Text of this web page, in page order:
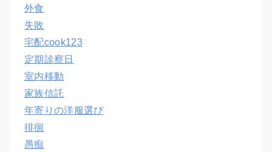
外食
失敗
宅配cook123
定期診察日
室内移動
家族信託
年寄りの洋服選び
徘徊
愚痴